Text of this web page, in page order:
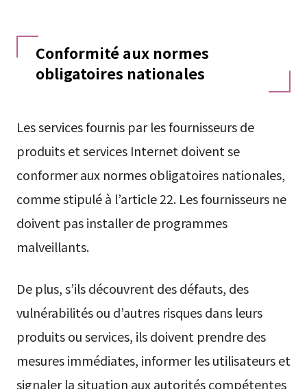
Conformité aux normes
obligatoires nationales
Les services fournis par les fournisseurs de
produits et services Internet doivent se
conformer aux normes obligatoires nationales,
comme stipulé à l’article 22. Les fournisseurs ne
doivent pas installer de programmes
malveillants.
De plus, s’ils découvrent des défauts, des
vulnérabilités ou d’autres risques dans leurs
produits ou services, ils doivent prendre des
mesures immédiates, informer les utilisateurs et
signaler la situation aux autorités compétentes